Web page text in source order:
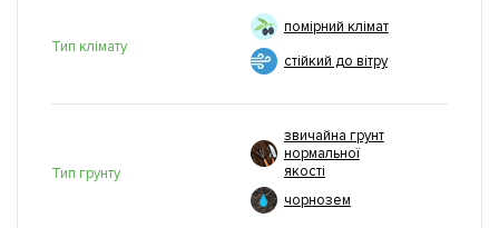
Тип клімату
помірний клімат
стійкий до вітру
Тип грунту
звичайна грунт
нормальної
якості
чорнозем